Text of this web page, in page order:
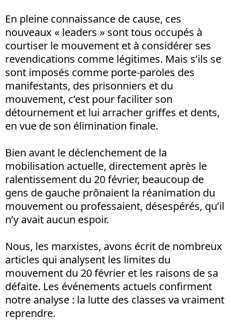
En pleine connaissance de cause, ces
nouveaux « leaders » sont tous occupés à
courtiser le mouvement et à considérer ses
revendications comme légitimes. Mais s’ils se
sont imposés comme porte-paroles des
manifestants, des prisonniers et du
mouvement, c’est pour faciliter son
détournement et lui arracher griffes et dents,
en vue de son élimination finale.
Bien avant le déclenchement de la
mobilisation actuelle, directement après le
ralentissement du 20 février, beaucoup de
gens de gauche prônaient la réanimation du
mouvement ou professaient, désespérés, qu’il
n’y avait aucun espoir.
Nous, les marxistes, avons écrit de nombreux
articles qui analysent les limites du
mouvement du 20 février et les raisons de sa
défaite. Les événements actuels confirment
notre analyse : la lutte des classes va vraiment
reprendre.